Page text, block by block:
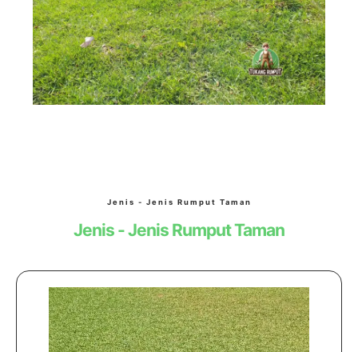
Jenis - Jenis Rumput Taman
Jenis - Jenis Rumput Taman